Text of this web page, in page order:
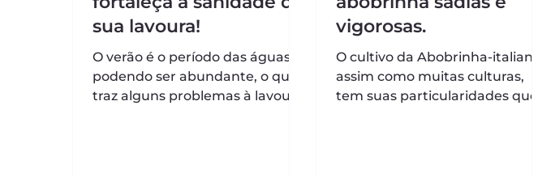
sua lavoura!
O verão é o período das águas,
podendo ser abundante, o que
traz alguns problemas à lavoura,
vigorosas.
O cultivo da Abobrinha-italiana,
assim como muitas culturas,
tem suas particularidades que